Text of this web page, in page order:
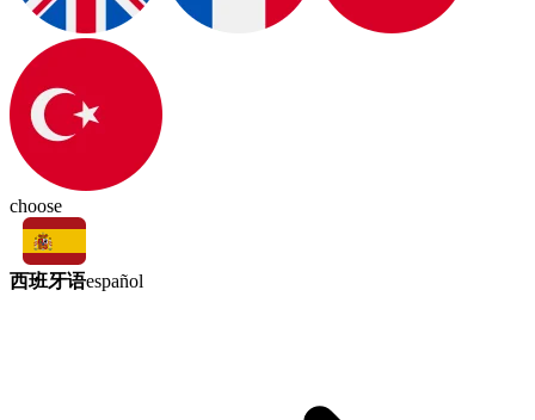
choose
西班牙语español